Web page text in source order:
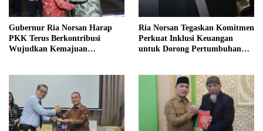
Gubernur Ria Norsan Harap
PKK Terus Berkontribusi
Wujudkan Kemajuan
Ria Norsan Tegaskan Komitmen
Perkuat Inklusi Keuangan
untuk Dorong Pertumbuhan